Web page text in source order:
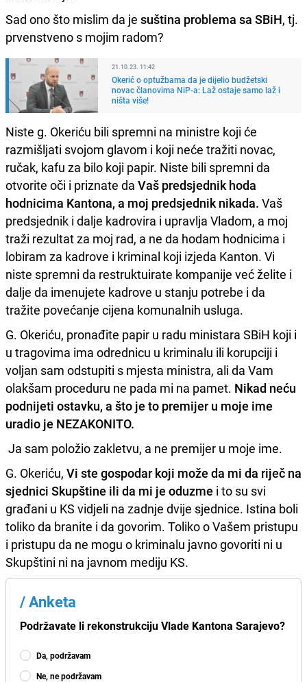
Sad ono što mislim da je suština problema sa SBiH, tj.
prvenstveno s mojim radom?
21.10.23. 11:42
Okerić o optužbama da je dijelio budžetski
novac članovima NiP-a: Laž ostaje samo laž i
ništa više!
Niste g. Okeriću bili spremni na ministre koji će
razmišljati svojom glavom i koji neće tražiti novac,
ručak, kafu za bilo koji papir. Niste bili spremni da
otvorite oči i priznate da Vaš predsjednik hoda
hodnicima Kantona, a moj predsjednik nikada. Vaš
predsjednik i dalje kadrovira i upravlja Vladom, a moj
traži rezultat za moj rad, a ne da hodam hodnicima i
lobiram za kadrove i kriminal koji izjeda Kanton. Vi
niste spremni da restruktuirate kompanije već želite i
dalje da imenujete kadrove u stanju potrebe i da
tražite povećanje cijena komunalnih usluga.
G. Okeriću, pronađite papir u radu ministara SBiH koji i
u tragovima ima odrednicu u kriminalu ili korupciji i
voljan sam odstupiti s mjesta ministra, ali da Vam
olakšam proceduru ne pada mi na pamet. Nikad neću
podnijeti ostavku, a što je to premijer u moje ime
uradio je NEZAKONITO.
Ja sam položio zakletvu, a ne premijer u moje ime.
G. Okeriću, Vi ste gospodar koji može da mi da riječ na
sjednici Skupštine ili da mi je oduzme i to su svi
građani u KS vidjeli na zadnje dvije sjednice. Istina boli
toliko da branite i da govorim. Toliko o Vašem pristupu
i pristupu da ne mogu o kriminalu javno govoriti ni u
Skupštini ni na javnom mediju KS.
/Anketa
Podržavate li rekonstrukciju Vlade Kantona Sarajevo?
Da, podržavam
Ne, ne podržavam